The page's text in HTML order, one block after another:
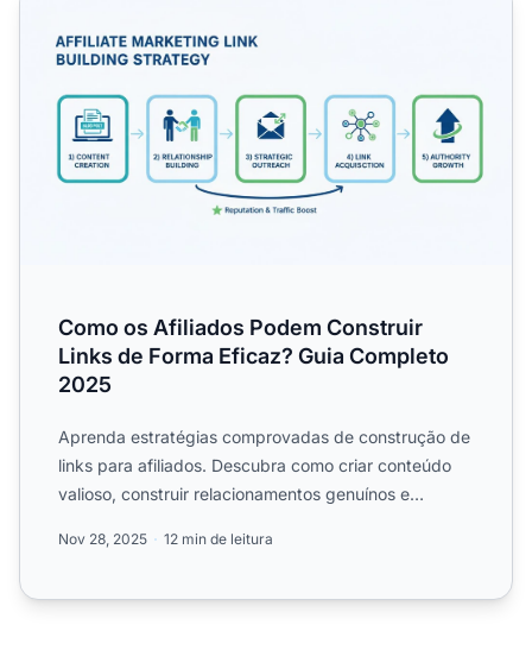
Como os Afiliados Podem Construir
Links de Forma Eficaz? Guia Completo
2025
Aprenda estratégias comprovadas de construção de
links para afiliados. Descubra como criar conteúdo
valioso, construir relacionamentos genuínos e
Nov 28, 2025 12 min de leitura